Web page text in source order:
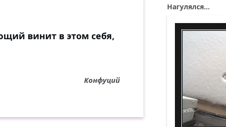
винит в этом себя,
Конфуций
Нагулялся...